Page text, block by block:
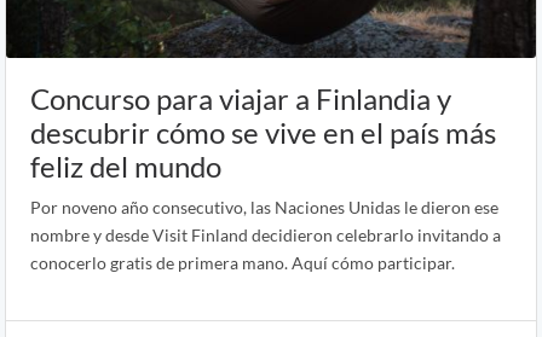
Concurso para viajar a Finlandia y
descubrir cómo se vive en el país más
feliz del mundo
Por noveno año consecutivo, las Naciones Unidas le dieron ese
nombre y desde Visit Finland decidieron celebrarlo invitando a
conocerlo gratis de primera mano. Aquí cómo participar.